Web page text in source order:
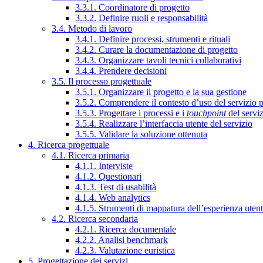
3.3.1. Coordinatore di progetto
3.3.2. Definire ruoli e responsabilità
3.4. Metodo di lavoro
3.4.1. Definire processi, strumenti e rituali
3.4.2. Curare la documentazione di progetto
3.4.3. Organizzare tavoli tecnici collaborativi
3.4.4. Prendere decisioni
3.5. Il processo progettuale
3.5.1. Organizzare il progetto e la sua gestione
3.5.2. Comprendere il contesto d’uso del servizio
3.5.3. Progettare i processi e i touchpointdel
3.5.4. Realizzare l’interfaccia utente del servizio
3.5.5. Validare la soluzione ottenuta
4. Ricerca progettuale
4.1. Ricerca primaria
4.1.1. Interviste
4.1.2. Questionari
4.1.3. Test di usabilità
4.1.4. Web analytics
4.1.5. Strumenti di mappatura dell’esperienza
4.2. Ricerca secondaria
4.2.1. Ricerca documentale
4.2.2. Analisi benchmark
4.2.3. Valutazione euristica
5. Progettazione dei servizi